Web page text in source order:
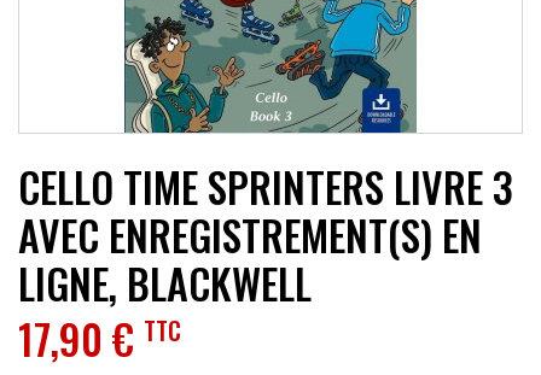
CELLO TIME SPRINTERS LIVRE 3
AVEC ENREGISTREMENT(S) EN
LIGNE, BLACKWELL
17,90 € TTC
ACCESSOIRES
EFFETS
PROMOTIONS